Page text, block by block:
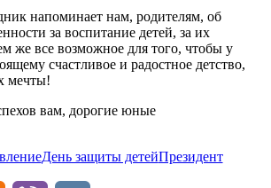
напоминает нам, родителям, об
за воспитание детей, за их
же все возможное для того, чтобы у
счастливое и радостное детство,
мечты!
вам, дорогие юные
День защиты детейПрезидент